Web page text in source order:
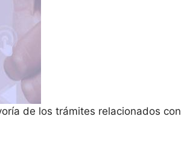
de los trámites relacionados con